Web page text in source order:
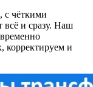
с чёткими
всё и сразу. Наш
корректируем и